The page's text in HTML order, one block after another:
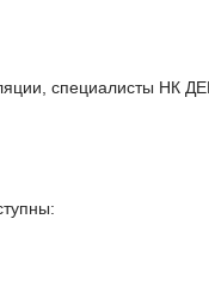
специалисты НК